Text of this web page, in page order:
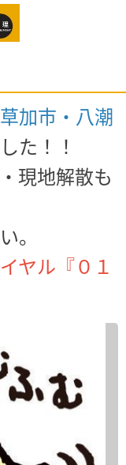
加市・八潮
た！！
現地解散も
。
ヤル『０１